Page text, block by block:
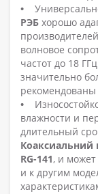
•
РЭБ хорошо
волновое
частот до 18
значительно
•
влажности и
длительный
Коаксиальний
RG-141, и может
и к другим